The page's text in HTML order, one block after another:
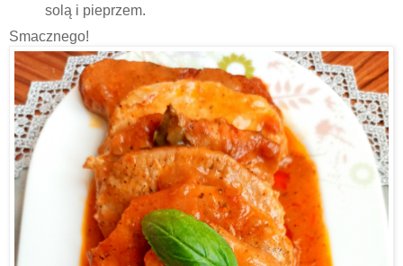
solą i pieprzem.
Smacznego!